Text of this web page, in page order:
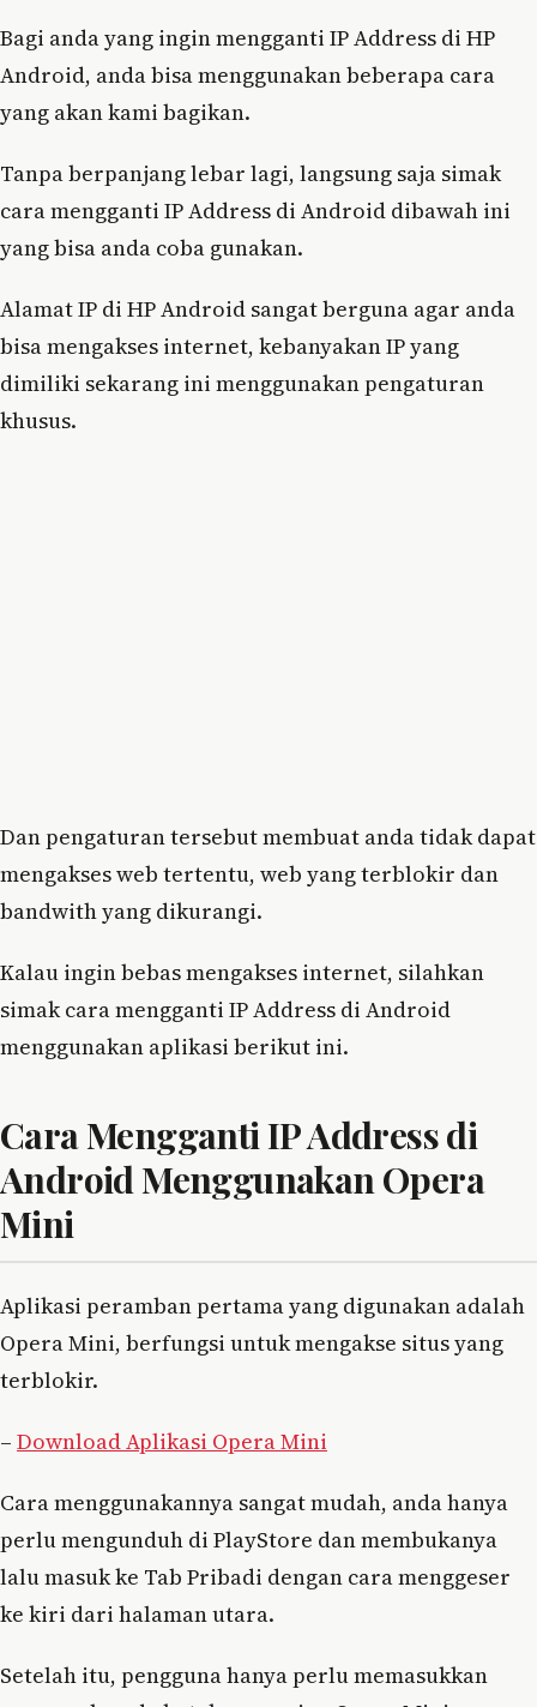
Bagi anda yang ingin mengganti IP Address di HP
Android, anda bisa menggunakan beberapa cara
yang akan kami bagikan.
Tanpa berpanjang lebar lagi, langsung saja simak
cara mengganti IP Address di Android dibawah ini
yang bisa anda coba gunakan.
Alamat IP di HP Android sangat berguna agar anda
bisa mengakses internet, kebanyakan IP yang
dimiliki sekarang ini menggunakan pengaturan
khusus.
Dan pengaturan tersebut membuat anda tidak dapat
mengakses web tertentu, web yang terblokir dan
bandwith yang dikurangi.
Kalau ingin bebas mengakses internet, silahkan
simak cara mengganti IP Address di Android
menggunakan aplikasi berikut ini.
Cara Mengganti IP Address di
Android Menggunakan Opera
Mini
Aplikasi peramban pertama yang digunakan adalah
Opera Mini, berfungsi untuk mengakse situs yang
terblokir.
– Download Aplikasi Opera Mini
Cara menggunakannya sangat mudah, anda hanya
perlu mengunduh di PlayStore dan membukanya
lalu masuk ke Tab Pribadi dengan cara menggeser
ke kiri dari halaman utara.
Setelah itu, pengguna hanya perlu memasukkan